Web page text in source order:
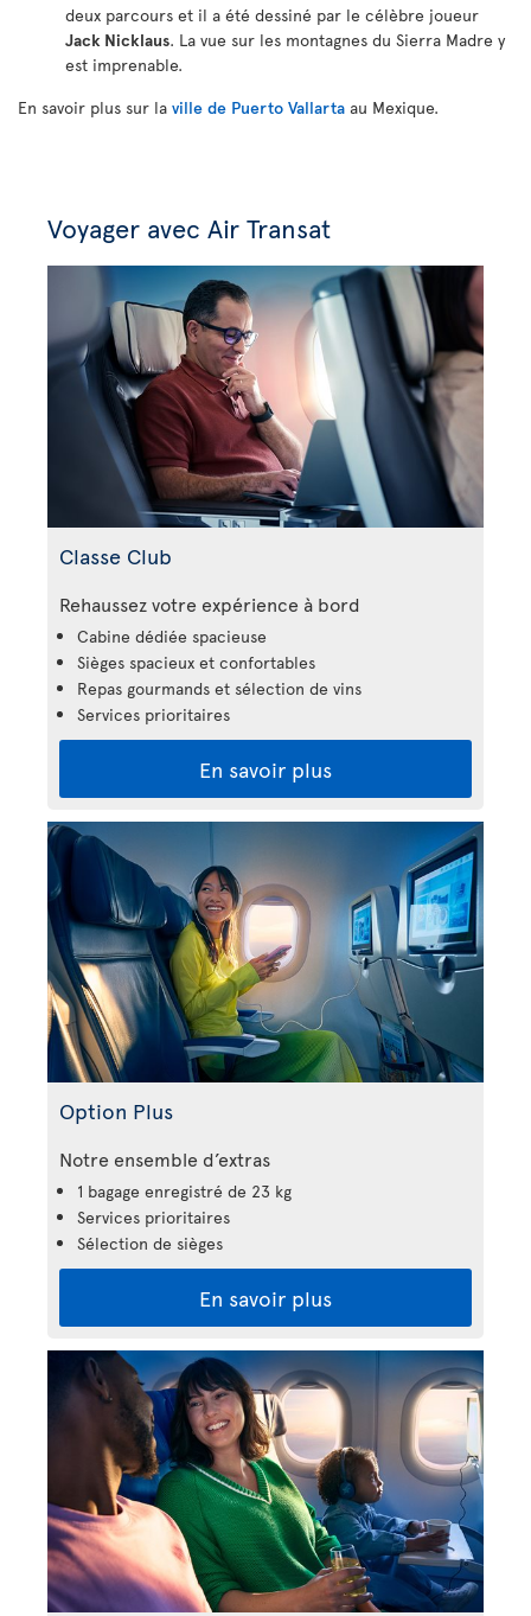
deux parcours et il a été dessiné par le célèbre joueur
Jack Nicklaus. La vue sur les montagnes du Sierra Madre y
est imprenable.
En savoir plus sur la ville de Puerto Vallarta au Mexique.
Voyager avec Air Transat
Classe Club
Rehaussez votre expérience à bord
Cabine dédiée spacieuse
Sièges spacieux et confortables
Repas gourmands et sélection de vins
Services prioritaires
En savoir plus
Option Plus
Notre ensemble d’extras
1 bagage enregistré de 23 kg
Services prioritaires
Sélection de sièges
En savoir plus